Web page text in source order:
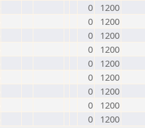
0
1200
0
1200
0
1200
0
1200
0
1200
0
1200
0
1200
0
1200
0 1200